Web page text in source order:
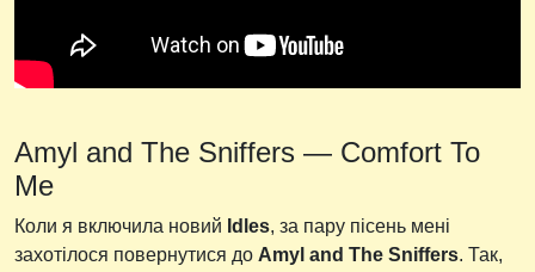
Amyl and The Sniffers — Comfort To
Me
Коли я включила новий Idles, за пару пісень мені
захотілося повернутися до Amyl and The Sniffers. Так,